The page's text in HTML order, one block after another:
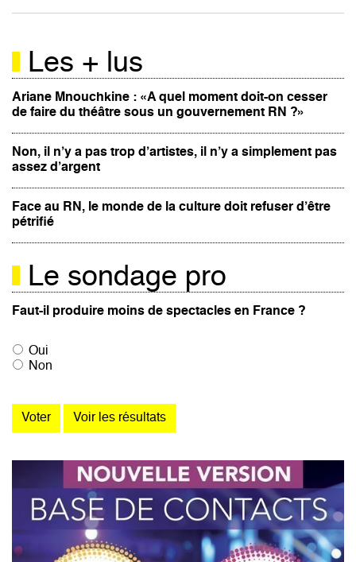
Les + lus
Ariane Mnouchkine : «A quel moment doit-on cesser
de faire du théâtre sous un gouvernement RN ?»
Non, il n’y a pas trop d’artistes, il n’y a simplement pas
assez d’argent
Face au RN, le monde de la culture doit refuser d’être
pétrifié
Le sondage pro
Faut-il produire moins de spectacles en France ?
Oui
Non